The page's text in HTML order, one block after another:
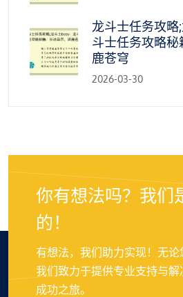
龙斗士任务攻
斗士任务攻略
鹿苍穹
2026-03-30
你有想法吗？我们
的！
有想法，我们助力实现！无论
我们致力于提供专业支持与
成功之旅。